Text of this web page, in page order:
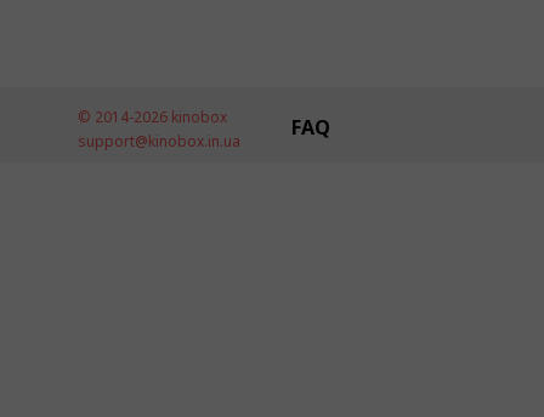
© 2014-2026 kinobox
support@kinobox.in.ua
FAQ